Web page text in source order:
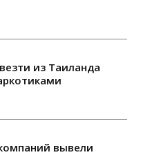
из Таиланда
вывели